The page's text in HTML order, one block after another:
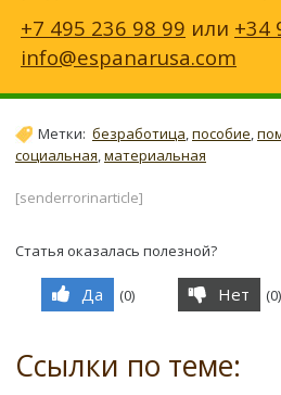
+7 495 236 98 99 или +34
info@espanarusa.com
Метки: безработица,пособие,
социальная,материальная
[senderrorinarticle]
Статья оказалась полезной?
Да (0) Нет (0)
Ссылки по теме: